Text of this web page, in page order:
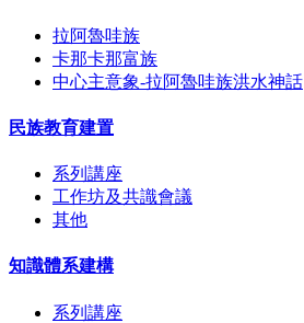
拉阿魯哇族
卡那卡那富族
中心主意象-拉阿魯哇族洪水神話
民族教育建置
系列講座
工作坊及共識會議
其他
知識體系建構
系列講座